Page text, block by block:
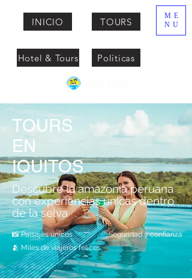
INICIO TOURS
Hotel & Tours Políticas
ME
NU
TOURS
EN
IQUITOS
Descubre la amazonía peruana
con experiencias únicas dentro
de la selva
📸 Paisajes únicos
✅ Seguridad y confianza
🫂 Miles de viajeros felices